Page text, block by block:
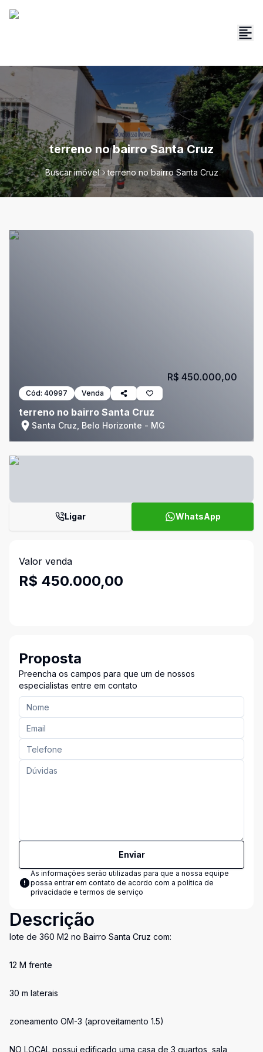
terreno no bairro Santa Cruz
Buscar imóvel terreno no bairro Santa Cruz
Cód: 40997 Venda
terreno no bairro Santa Cruz
Santa Cruz, Belo Horizonte - MG
R$ 450.000,00
Ligar WhatsApp
Valor venda
R$ 450.000,00
Proposta
Preencha os campos para que um de nossos
especialistas entre em contato
Enviar
As informações serão utilizadas para que a nossa equipe
possa entrar em contato de acordo com a política de
privacidade e termos de serviço
Descrição
lote de 360 M2 no Bairro Santa Cruz com:
12 M frente
30 m laterais
zoneamento OM-3 (aproveitamento 1.5)
NO LOCAL possui edificado uma casa de 3 quartos, sala,